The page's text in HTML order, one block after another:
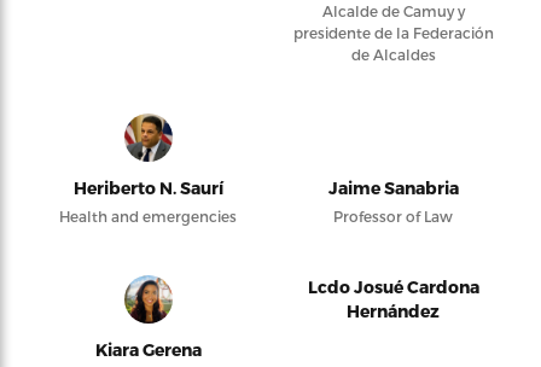
Alcalde de Camuy y
presidente de la Federación
de Alcaldes
Heriberto N. Saurí
Health and emergencies
Jaime Sanabria
Professor of Law
Kiara Gerena
Lcdo Josué Cardona
Hernández